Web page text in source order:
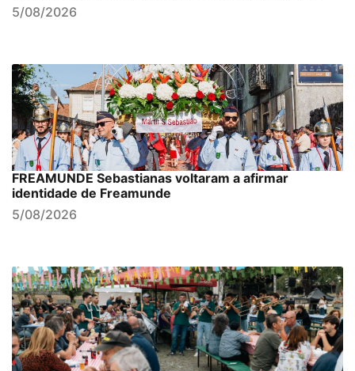
5/08/2026
FREAMUNDE Sebastianas voltaram a afirmar
identidade de Freamunde
5/08/2026